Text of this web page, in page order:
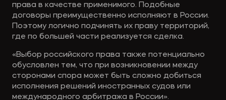
права в качестве применимого. Подобные
договоры преимущественно исполняют в России.
Поэтому логично подчинять их праву территорий,
где по большей части реализуется сделка.
«Выбор российского права также потенциально
обусловлен тем, что при возникновении между
сторонами спора может быть сложно добиться
исполнения решений иностранных судов или
международного арбитража в России».